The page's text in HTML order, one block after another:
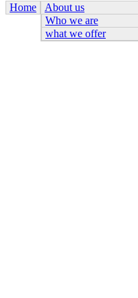
Home
About us
Who we are
what we offer